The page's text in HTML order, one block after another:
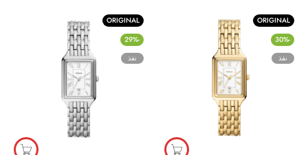
ORIGINAL
-30%
نفذ
ORIGINAL
-29%
نفذ